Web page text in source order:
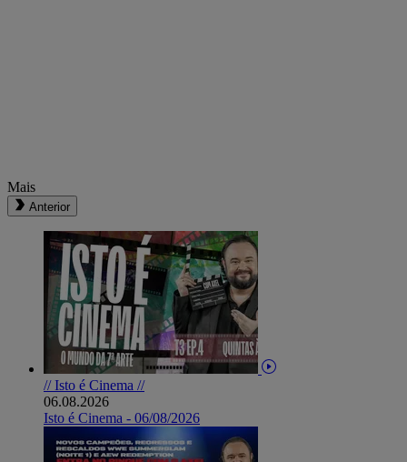
Mais
Anterior
// Isto é Cinema //
06.08.2026
Isto é Cinema - 06/08/2026